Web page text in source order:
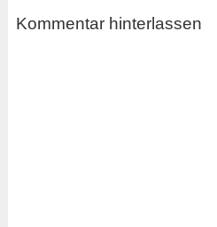
Kommentar hinterlassen